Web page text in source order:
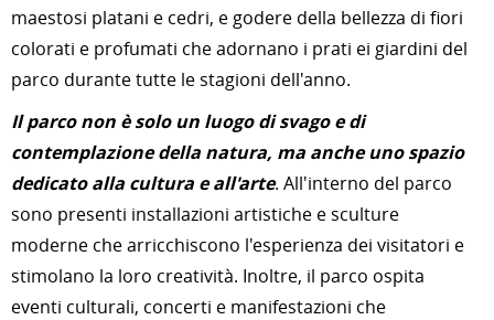
maestosi platani e cedri, e godere della bellezza di fiori
colorati e profumati che adornano i prati ei giardini del
parco durante tutte le stagioni dell'anno.
Il parco non è solo un luogo di svago e di
contemplazione della natura, ma anche uno spazio
dedicato alla cultura e all'arte. All'interno del parco
sono presenti installazioni artistiche e sculture
moderne che arricchiscono l'esperienza dei visitatori e
stimolano la loro creatività. Inoltre, il parco ospita
eventi culturali, concerti e manifestazioni che